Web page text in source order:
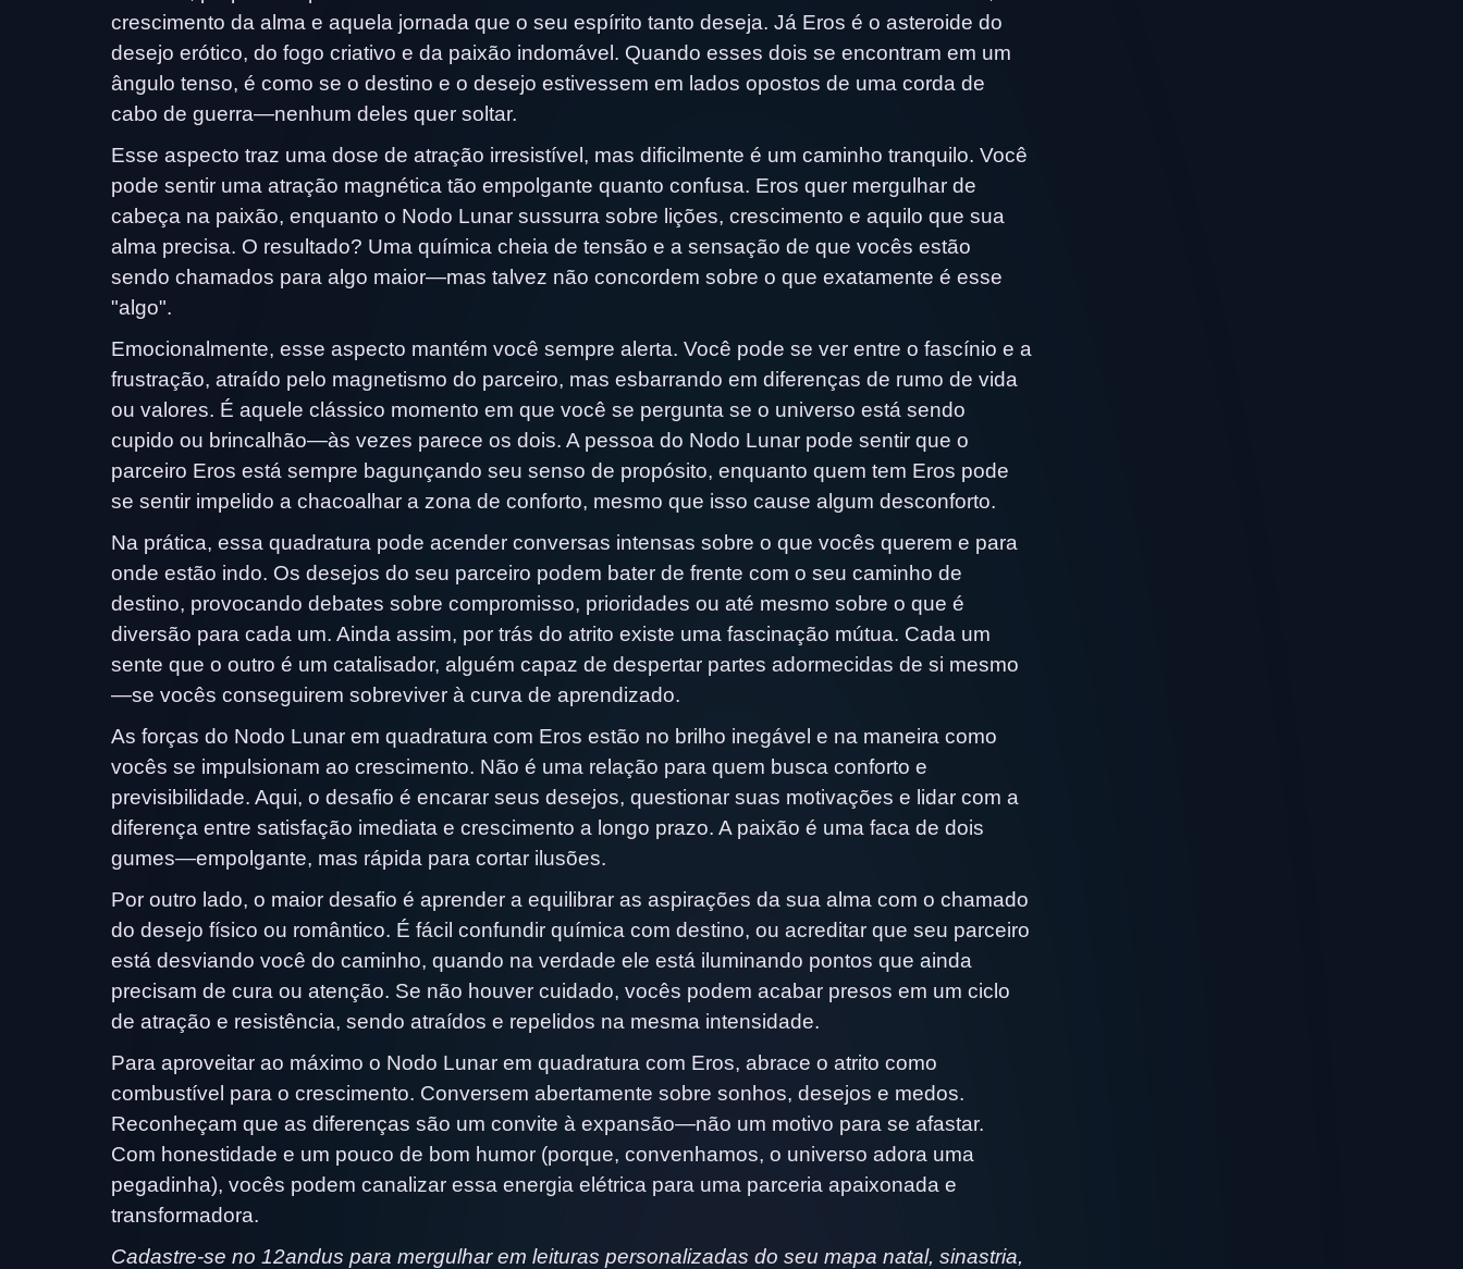
crescimento da alma e aquela jornada que o seu espírito tanto deseja. Já Eros é o asteroide do
desejo erótico, do fogo criativo e da paixão indomável. Quando esses dois se encontram em um
ângulo tenso, é como se o destino e o desejo estivessem em lados opostos de uma corda de
cabo de guerra—nenhum deles quer soltar.
Esse aspecto traz uma dose de atração irresistível, mas dificilmente é um caminho tranquilo. Você
pode sentir uma atração magnética tão empolgante quanto confusa. Eros quer mergulhar de
cabeça na paixão, enquanto o Nodo Lunar sussurra sobre lições, crescimento e aquilo que sua
alma precisa. O resultado? Uma química cheia de tensão e a sensação de que vocês estão
sendo chamados para algo maior—mas talvez não concordem sobre o que exatamente é esse
"algo".
Emocionalmente, esse aspecto mantém você sempre alerta. Você pode se ver entre o fascínio e a
frustração, atraído pelo magnetismo do parceiro, mas esbarrando em diferenças de rumo de vida
ou valores. É aquele clássico momento em que você se pergunta se o universo está sendo
cupido ou brincalhão—às vezes parece os dois. A pessoa do Nodo Lunar pode sentir que o
parceiro Eros está sempre bagunçando seu senso de propósito, enquanto quem tem Eros pode
se sentir impelido a chacoalhar a zona de conforto, mesmo que isso cause algum desconforto.
Na prática, essa quadratura pode acender conversas intensas sobre o que vocês querem e para
onde estão indo. Os desejos do seu parceiro podem bater de frente com o seu caminho de
destino, provocando debates sobre compromisso, prioridades ou até mesmo sobre o que é
diversão para cada um. Ainda assim, por trás do atrito existe uma fascinação mútua. Cada um
sente que o outro é um catalisador, alguém capaz de despertar partes adormecidas de si mesmo
—se vocês conseguirem sobreviver à curva de aprendizado.
As forças do Nodo Lunar em quadratura com Eros estão no brilho inegável e na maneira como
vocês se impulsionam ao crescimento. Não é uma relação para quem busca conforto e
previsibilidade. Aqui, o desafio é encarar seus desejos, questionar suas motivações e lidar com a
diferença entre satisfação imediata e crescimento a longo prazo. A paixão é uma faca de dois
gumes—empolgante, mas rápida para cortar ilusões.
Por outro lado, o maior desafio é aprender a equilibrar as aspirações da sua alma com o chamado
do desejo físico ou romântico. É fácil confundir química com destino, ou acreditar que seu parceiro
está desviando você do caminho, quando na verdade ele está iluminando pontos que ainda
precisam de cura ou atenção. Se não houver cuidado, vocês podem acabar presos em um ciclo
de atração e resistência, sendo atraídos e repelidos na mesma intensidade.
Para aproveitar ao máximo o Nodo Lunar em quadratura com Eros, abrace o atrito como
combustível para o crescimento. Conversem abertamente sobre sonhos, desejos e medos.
Reconheçam que as diferenças são um convite à expansão—não um motivo para se afastar.
Com honestidade e um pouco de bom humor (porque, convenhamos, o universo adora uma
pegadinha), vocês podem canalizar essa energia elétrica para uma parceria apaixonada e
transformadora.
Cadastre-se no 12andus para mergulhar em leituras personalizadas do seu mapa natal, sinastria,